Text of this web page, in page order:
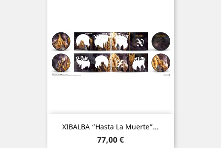
XIBALBA “Hasta La Muerte”...
Prix
77,00 €